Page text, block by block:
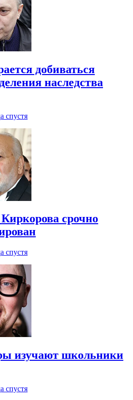
добиваться
наследства
спустя
срочно
спустя
изучают школьники
спустя